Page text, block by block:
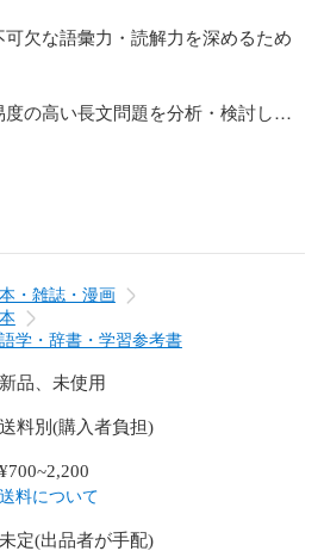
可欠な語彙力・読解力を深めるため
の高い長文問題を分析・検討し、6
文」から「手ごたえのある長文」
文・文法解説・全訳を掲載。
検討し、6つのテーマに分類(物語
に分類)し、良質かつ難度の高い長
Step3 の3段階に分け、「比較的取
手ごたえのある長文」へと、ステ
脈を理解する力を高めるために、
な解説を掲載
的には中学校で学習するが、深い
事項、長文読解の技術についても
可欠な単語・熟語を長文問題ごと
力を強化
本・雑誌・漫画
本
語学・辞書・学習参考書
新品、未使用
送料別(購入者負担)
¥700~2,200
送料について
未定(出品者が手配)